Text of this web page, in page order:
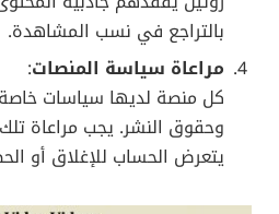
القصيرة
من المتوقع أن تواصل إحصائيات
السنوات القادمة، مع دخول
هذه التطورات ستجعل من تجربة
وقد تُنشئ فرصًا لطرق تسويقية